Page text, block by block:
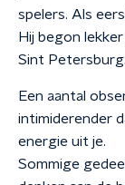
spelers. Als
Hij begon
Sint Petersburg.
Een aantal
intimiderender
energie uit je.
Sommige